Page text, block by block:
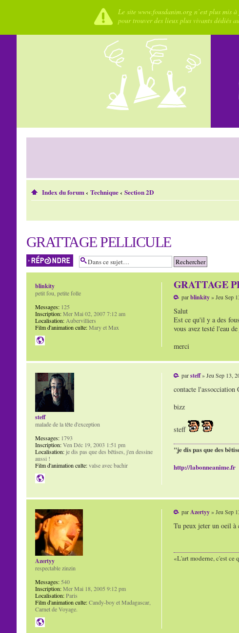
Le site www.fousdanim.org n’est plus mis
pour trouver des lieux plus vivants dédiés
Index du forum‹ Technique‹ Section 2D
GRATTAGE PELLICULE
Répondre
GRATTAGE
parblinkity» Jeu Sep
Salut
Est ce qu'il y a des
vous avez testé l'eau
merci
blinkity
petit fou, petite folle
Messages:125
Inscription:Mer Mai 02, 2007 7:12 am
Localisation:Aubervilliers
Film d'animation culte:Mary et Max
parsteff» Jeu Sep 13,
contacte
bizz
steff
"je dis pas que des
http://labonneanime.fr
steff
malade de la tête d'exception
Messages:1793
Inscription:Ven Déc 19, 2003 1:51 pm
Localisation:je dis pas que des bêtises, j'en dessine
aussi !
Film d'animation culte:valse avec bachir
parAzertyy» Jeu Sep
Tu peux jeter un oeil à
«L'art moderne, c'est ce
Azertyy
respectable zinzin
Messages:540
Inscription:Mer Mai 18, 2005 9:12 pm
Localisation:Paris
Film d'animation culte:Candy-boy et Madagascar,
Carnet de Voyage.